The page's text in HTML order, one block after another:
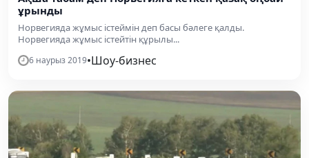
ұрынды
Норвегияда жұмыс істеймін деп басы бәлеге қалды.
Норвегияда жұмыс істейтін құрылы...
6 наурыз 2019•Шоу-бизнес